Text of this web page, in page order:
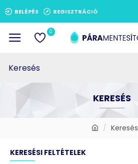
BELÉPÉS REGISZTRÁCIÓ
0
Keresés
KERESÉS
KERESÉSI FELTÉTELEK